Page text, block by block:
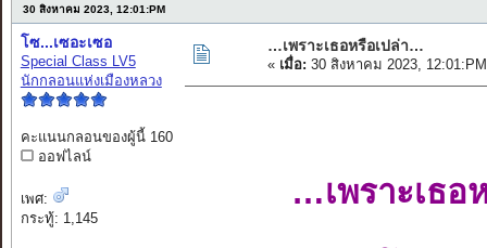
30 สิงหาคม 2023, 12:01:PM
โซ...เซอะเซอ
Special Class LV5
นักกลอนแห่งเมืองหลวง
คะแนนกลอนของผู้นี้ 160
ออฟไลน์
เพศ:
กระทู้: 1,145
…เพราะเธอหรือเปล่า…
« เมื่อ: 30 สิงหาคม 2023,
…เพราะเธอ